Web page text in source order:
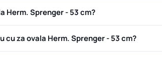
Herm. Sprenger - 53 cm?
za ovala Herm. Sprenger - 53 cm?